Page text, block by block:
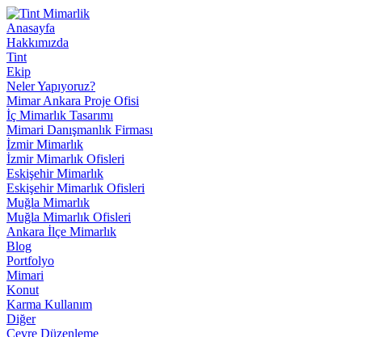
Anasayfa
Hakkımızda
Tint
Ekip
Neler Yapıyoruz?
Mimar Ankara Proje Ofisi
İç Mimarlık Tasarımı
Mimari Danışmanlık Firması
İzmir Mimarlık
İzmir Mimarlık Ofisleri
Eskişehir Mimarlık
Eskişehir Mimarlık Ofisleri
Muğla Mimarlık
Muğla Mimarlık Ofisleri
Ankara İlçe Mimarlık
Blog
Portfolyo
Mimari
Konut
Karma Kullanım
Diğer
Çevre Düzenleme